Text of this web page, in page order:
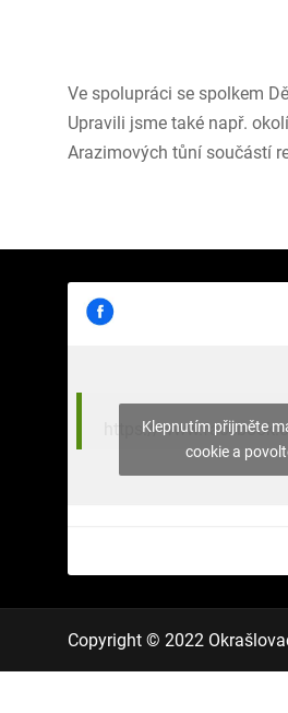
Ve spolupráci se spolkem
Upravili jsme také např.
Arazimových tůní součástí
https://Klepnutím přijměte
cookie a
Copyright © 2022